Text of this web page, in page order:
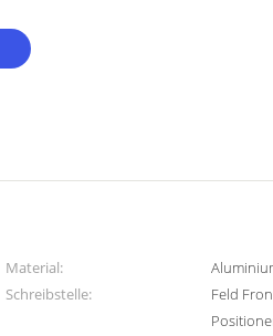
Material:
Schreibstelle:
Feld